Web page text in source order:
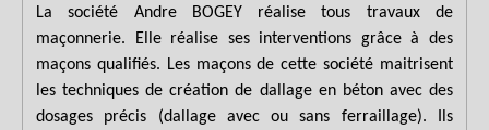
La société Andre BOGEY réalise tous travaux de
maçonnerie. Elle réalise ses interventions grâce à des
maçons qualifiés. Les maçons de cette société maitrisent
les techniques de création de dallage en béton avec des
dosages précis (dallage avec ou sans ferraillage). Ils